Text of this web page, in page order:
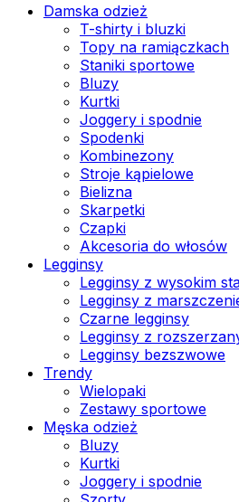
Damska odzież
T-shirty i bluzki
Topy na ramiączkach
Staniki sportowe
Bluzy
Kurtki
Joggery i spodnie
Spodenki
Kombinezony
Stroje kąpielowe
Bielizna
Skarpetki
Czapki
Akcesoria do włosów
Legginsy
Legginsy z wysokim
Legginsy z
Czarne legginsy
Legginsy z
Legginsy bezszwowe
Trendy
Wielopaki
Zestawy sportowe
Męska odzież
Bluzy
Kurtki
Joggery i spodnie